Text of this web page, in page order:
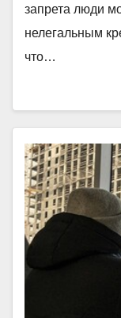
запрета люди
нелегальным
что…